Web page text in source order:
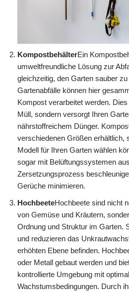
KompostbehälterEin
umweltfreundliche Lösung zur
gleichzeitig, den Garten sauber
Gartenabfälle können hier
Kompost verarbeitet werden.
Müll, sondern versorgt Ihren
nährstoffreichem Dünger.
verschiedenen Größen erhältlich,
Modell für Ihren Garten wählen
sogar mit Belüftungssystemen
Zersetzungsprozess
Gerüche minimieren.
HochbeeteHochbeete sind nicht
von Gemüse und Kräutern,
Ordnung und Struktur im Garten.
und reduzieren das
erhöhten Ebene befinden.
oder Metall gebaut werden und
kontrollierte Umgebung mit
Wachstumsbedingungen. Durch